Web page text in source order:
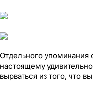
Отдельного упоминания
настоящему
вырваться из того, что